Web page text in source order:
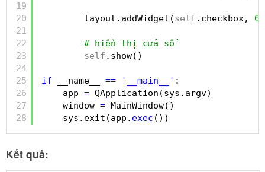
19
20
21
22
23
24
25
26
27
28
layout.addWidget(self .checkbox, 0
# hiển thị cửa sổ
self .show()
if __name__ == '__main__' :
app = QApplication(sys.argv)
window = MainWindow()
sys.exit(app. exec ())
Kết quả: